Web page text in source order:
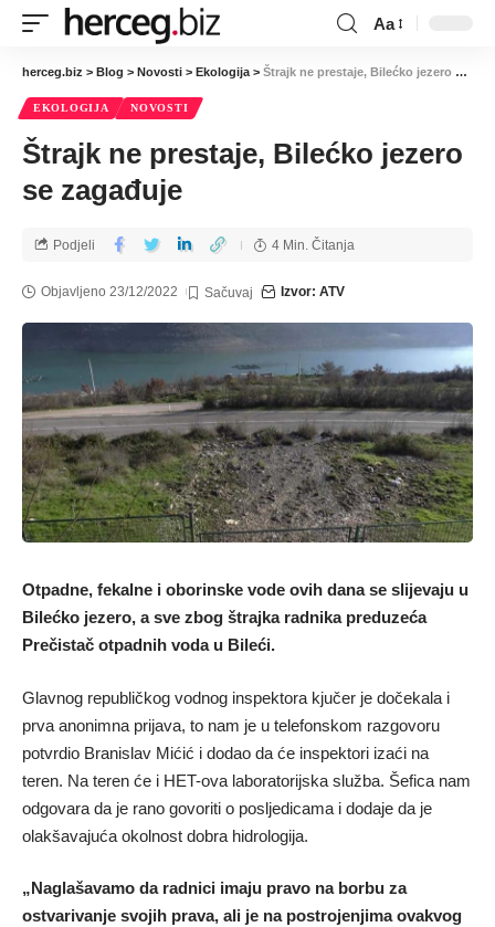
Aa
herceg.biz > Blog > Novosti > Ekologija > Štrajk ne prestaje, Bilećko jezero se zagađuje
EKOLOGIJA NOVOSTI
Štrajk ne prestaje, Bilećko jezero
se zagađuje
Objavljeno 23/12/2022 Izvor: ATV
Podjeli 4 Min. Čitanja
Otpadne, fekalne i oborinske vode ovih dana se slijevaju u
Bilećko jezero, a sve zbog štrajka radnika preduzeća
Prečistač otpadnih voda u Bileći.
Glavnog republičkog vodnog inspektora kjučer je dočekala i
prva anonimna prijava, to nam je u telefonskom razgovoru
potvrdio Branislav Mićić i dodao da će inspektori izaći na
teren. Na teren će i HET-ova laboratorijska služba. Šefica nam
odgovara da je rano govoriti o posljedicama i dodaje da je
olakšavajuća okolnost dobra hidrologija.
„Naglašavamo da radnici imaju pravo na borbu za
ostvarivanje svojih prava, ali je na postrojenjima ovakvog